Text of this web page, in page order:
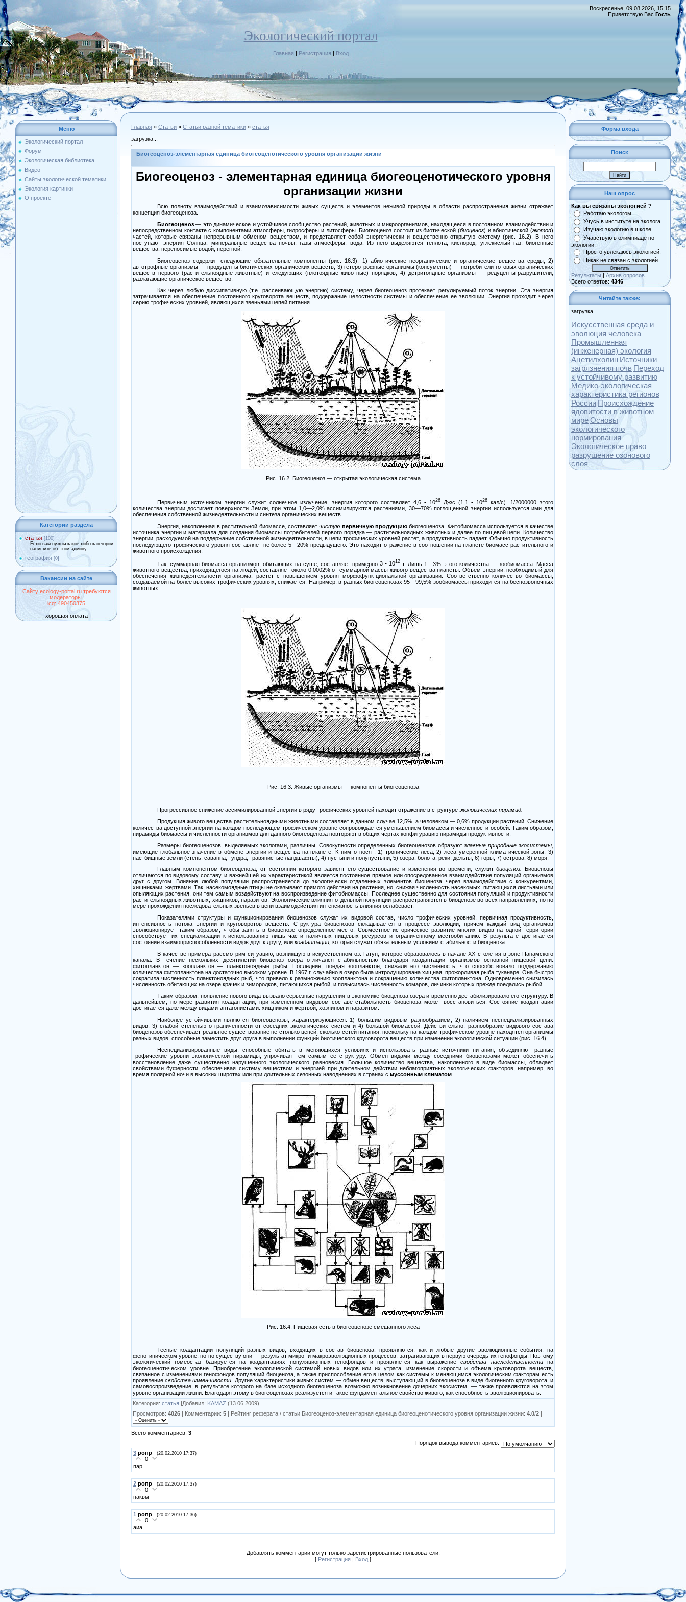
Экологический портал
Главная | Регистрация | Вход
Воскресенье, 09.08.2026, 15:15
Приветствую Вас Гость
Меню
Экологический портал
Форум
Экологическая библиотека
Видео
Сайты экологической тематики
Экология картинки
О проекте
Категории раздела
статья [100]
Если вам нужны какие-либо категории
напишите об этом админу
география [0]
Вакансии на сайте
Сайту ecology-portal.ru требуются
модераторы.
icq: 490450375
хорошая оплата
Главная » Статьи » Статьи разной тематики » статья
загрузка...
Биогеоценоз-элементарная единица биогеоценотического уровня организации жизни
Биогеоценоз - элементарная единица биогеоценотического уровня
организации жизни
Всю полноту взаимодействий и взаимозависимости живых существ и элементов неживой природы в области распространения жизни отражает
концепция биогеоценоза.
Биогеоценоз — это динамическое и устойчивое сообщество растений, животных и микроорганизмов, находящееся в постоянном взаимодействии и
непосредственном контакте с компонентами атмосферы, гидросферы и литосферы. Биогеоценоз состоит из биотической (биоценоз) и абиотической (экотоп)
частей, которые связаны непрерывным обменом веществом, и представляет собой энергетически и вещественно открытую систему (рис.
16.2).
В него
поступают энергия Солнца, минеральные вещества почвы, газы атмосферы, вода. Из него выделяются теплота, кислород, углекислый газ, биогенные
вещества, переносимые водой, перегной.
Биогеоценоз содержит следующие обязательные компоненты (рис. 16.3): 1) абиотические неорганические и органические вещества среды;2)
автотрофные организмы— продуценты биотических органических веществ; 3) гетеротрофные организмы (консументы) —потребители готовых органических
веществ первого (растительноядные животные) и следующих (плотоядные животные) порядков; 4) детритоядные организмы — редуценты-разрушители,
разлагающие органическое вещество.
Как через любую диссипативную (т.е. рассеивающую энергию) систему, через биогеоценоз протекает регулируемый поток энергии. Эта энергия
затрачивается на обеспечение постоянного круговорота веществ, поддержание целостности системы и обеспечение ее эволюции. Энергия проходит через
серию трофических уровней, являющихся звеньями цепей питания.
Рис. 16.2. Биогеоценоз—открытая экологическая система
Первичным источником энергии служит солнечное излучение, энергия которого составляет 4,6 • 1026 Дж/с (1,1 • 1026 кал/с). 1/2000000 этого
количества энергии достигает поверхности Земли, при этом 1,0—2,0%ассимилируются растениями, 30—70%поглощенной энергии используется ими для
обеспечения собственной жизнедеятельности и синтеза органических веществ.
Энергия, накопленная в растительной биомассе, составляетчистую первичную продукцию биогеоценоза. Фитобиомасса используется в качестве
источника энергии и материала для создания биомассы потребителей первого порядка— растительноядных животных и далее по пищевой цепи. Количество
энергии, расходуемой на поддержание собственной жизнедеятельности, в цепи трофических уровней растет, а продуктивность падает. Обычно продуктивность
последующего трофического уровня составляет не более 5—20% предыдущего. Это находит отражение в соотношении на планете биомасс растительного и
животного происхождения.
Так, суммарная биомасса организмов, обитающих на суше, составляет примерно 3 • 1012 т. Лишь 1—3% этого количества—зообиомасса. Масса
животного вещества, приходящегося на людей, составляет около0,0002%от суммарной массы живого вещества планеты. Объем энергии, необходимый для
обеспечения жизнедеятельности организма, растет с повышением уровня морфофунк-циональной организации. Соответственно количество биомассы,
создаваемой на более высоких трофических уровнях, снижается. Например, в разных биогеоценозах 95—99,5% зообиомаесы приходится на беспозвоночных
животных.
Рис. 16.3. Живые организмы—компоненты биогеоценоза
Прогрессивное снижение ассимилированной энергии в ряду трофических уровней находит отражение в структуре экологических пирамид.
Продукция живого вещества растительноядными животными составляет в данном случае12,5%, а человеком — 0,6% продукции растений. Снижение
количества доступной энергии на каждом последующем трофическом уровне сопровождается уменьшением биомассы и численности особей. Таким образом,
пирамиды биомассы и численности организмов для данного биогеоценоза повторяют в общих чертах конфигурацию пирамиды продуктивности.
Размеры биогеоценозов, выделяемых экологами, различны. Совокупности определенных биогеоценозов образуютглавные природные экосистемы,
имеющие глобальное значение в обмене энергии и вещества на планете. К ним относят: 1) тропические леса; 2) леса умеренной климатической зоны; 3)
пастбищные земли (степь, саванна, тундра, травянистые ландшафты); 4) пустыни и полупустыни; 5) озера, болота, реки, дельты; 6) горы; 7) острова; 8) моря.
Главным компонентом биогеоценоза, от состояния которого зависят его существование и изменения во времени, служитбиоценоз.
Биоценозы
отличаются по видовому составу, и важнейшей их характеристикой является постоянное прямое или опосредованное взаимодействие популяций организмов
друг с другом. Влияние любой популяции распространяется до экологически отдаленных элементов биоценоза через взаимодействие с конкурентами,
хищниками, жертвами. Так, насекомоядные птицы не оказывают прямого действия на растения, но, снижая численность насекомых, питающихся листьями или
опыляющих растения, они тем самым воздействуют на воспроизведение фитобиомассы. Последнее существенно для состояния популяций и продуктивности
растительноядных животных, хищников, паразитов. Экологические влияния отдельной популяции распространяются в биоценозе во всех направлениях, но по
мере прохождения последовательных звеньев в цепи взаимодействия интенсивность влияния ослабевает.
Показателями структуры и функционирования биоценозов служат их видовой состав, число трофических уровней, первичная продуктивность,
интенсивность потока энергии и круговоротов веществ. Структура биоценозов складывается в процессе эволюции, причем каждый вид организмов
эволюционирует таким образом, чтобы занять в биоценозе определенное место. Совместное историческое развитие многих видов на одной территории
способствует их специализации к использованию лишь части наличных пищевых ресурсов и ограниченному местообитанию. В результате достигается
состояние взаимоприспособленности видов друг к другу, или коадаптации, которая служит обязательным условием стабильности биоценоза.
В качестве примера рассмотрим ситуацию, возникшую в искусственном оз. Гатун, которое образовалось в начале XX столетия в зоне Панамского
канала. В течение нескольких десятилетий биоценоз озера отличался стабильностью благодаря коадаптации организмов основной пищевой цепи:
фитопланктон —зоопланктон— планктоноядные рыбы. Последние, поедая зоопланктон, снижали его численность, что способствовало поддержанию
количества фитопланктона на достаточно высоком уровне. В 1967 г. случайно в озеро была интродуцирована хищная, прожорливая рыба туканаре. Она быстро
сократила численность планктоноядных рыб, что привело к размножению зоопланктона и сокращению количества фитопланктона. Одновременно снизилась
численность обитающих на озере крачек и зимородков, питающихся рыбой, и повысилась численность комаров, личинки которых прежде поедались рыбой.
Таким образом, появление нового вида вызвало серьезные нарушения в экономике биоценоза озера и временно дестабилизировало его структуру. В
дальнейшем, по мере развития коадаптации, при измененном видовом составе стабильность биоценоза может восстановиться. Состояние коадаптации
достигается даже между видами-антагонистами: хищником и жертвой, хозяином и паразитом.
Наиболее устойчивыми являются биогеоценозы, характеризующиеся: 1) большим видовым разнообразием, 2) наличием неспециализированных
видов,
3) слабой степенью отграниченности от соседних экологических систем и4) большой биомассой. Действительно, разнообразие видового состава
биоценозов обеспечивает реальное существование не столько цепей, сколько сетей питания, поскольку на каждом трофическом уровне находятся организмы
разных видов, способные заместить друг друга в выполнении функций биотического круговорота веществ при изменении экологической ситуации (рис.
16.4).
Неспециализированные виды, способные обитать в меняющихся условиях и использовать разные источники питания, объединяют разные
трофические уровни экологической пирамиды, упрочивая тем самым ее структуру. Обмен видами между соседними биоценозами может обеспечить
восстановление даже существенно нарушенного экологического равновесия. Большое количество вещества, накопленного в виде биомассы, обладает
свойствами буферности, обеспечивая систему веществом и энергией при длительном действии неблагоприятных экологических факторов, например, во
время полярной ночи в высоких широтах или при длительных сезонных наводнениях в странах с муссонным климатом
Рис. 16.4. Пищевая сеть в биогеоценозе смешанного леса
Тесные коадаптации популяций разных видов, входящих в состав биоценоза, проявляются, как и любые другие эволюционные события; на
фенотипическом уровне, но по существу они — результат микро- и макроэволюционных процессов, затрагивающих в первую очередь их генофонды. Поэтому
экологический гомеостаз базируется на коадаптациях популяционных генофондов и проявляется как выражениесвойства наследственностина
биогеоценотическом уровне. Приобретение экологической системой новых видов или их утрата, изменение скорости и объема круговорота веществ,
связанное с изменениями генофондов популяций биоценоза, а также приспособление его в целом как системы к меняющимся экологическим факторам есть
проявлениесвойства изменчивости. Другие характеристики живых систем —обмен веществ, выступающий в биогеоценозе в виде биогенного круговорота, и
самовоспроизведение, в результате которого на базе исходного биогеоценоза возможно возникновение дочерних экосистем,
—также проявляются на этом
уровне организации жизни. Благодаря этому в биогеоценозах реализуется и такое фундаментальное свойство живого, как способность эволюционировать.
Категория: статья |Добавил: KAMAZ (13.06.2009)
Просмотров: 4026 | Комментарии: 5 | Рейтинг реферата / статьи Биогеоценоз-элементарная единица биогеоценотического уровня организации жизни: 4.0/2 |
Всего комментариев: 3
Порядок вывода комментариев:
3 ропр (20.02.2010 17:37)
0
пар
2 ропр (20.02.2010 17:37)
0
паквм
1 ропр (20.02.2010 17:36)
0
аиа
Добавлять комментарии могут только зарегистрированные пользователи.
[ Регистрация | Вход ]
Форма входа
Поиск
Наш опрос
Как вы связаны экологией ?
Работаю экологом.
Учусь в институте на эколога.
Изучаю экологию в школе.
Учавствую в олимпиаде по
экологии.
Просто увлекаюсь экологией.
Никак не связан с экологией
Результаты | Архив опросов
Всего ответов: 4346
Читайте также:
загрузка...
Искусственная среда и
эволюция человека
Промышленная
(инженерная) экология
Ацетилхолин Источники
загрязнения почв Переход
к устойчивому развитию
Медико-экологическая
характеристика регионов
России Происхождение
ядовитости в животном
миреОсновы
экологического
нормирования
Экологическое право
разрушение озонового
слоя